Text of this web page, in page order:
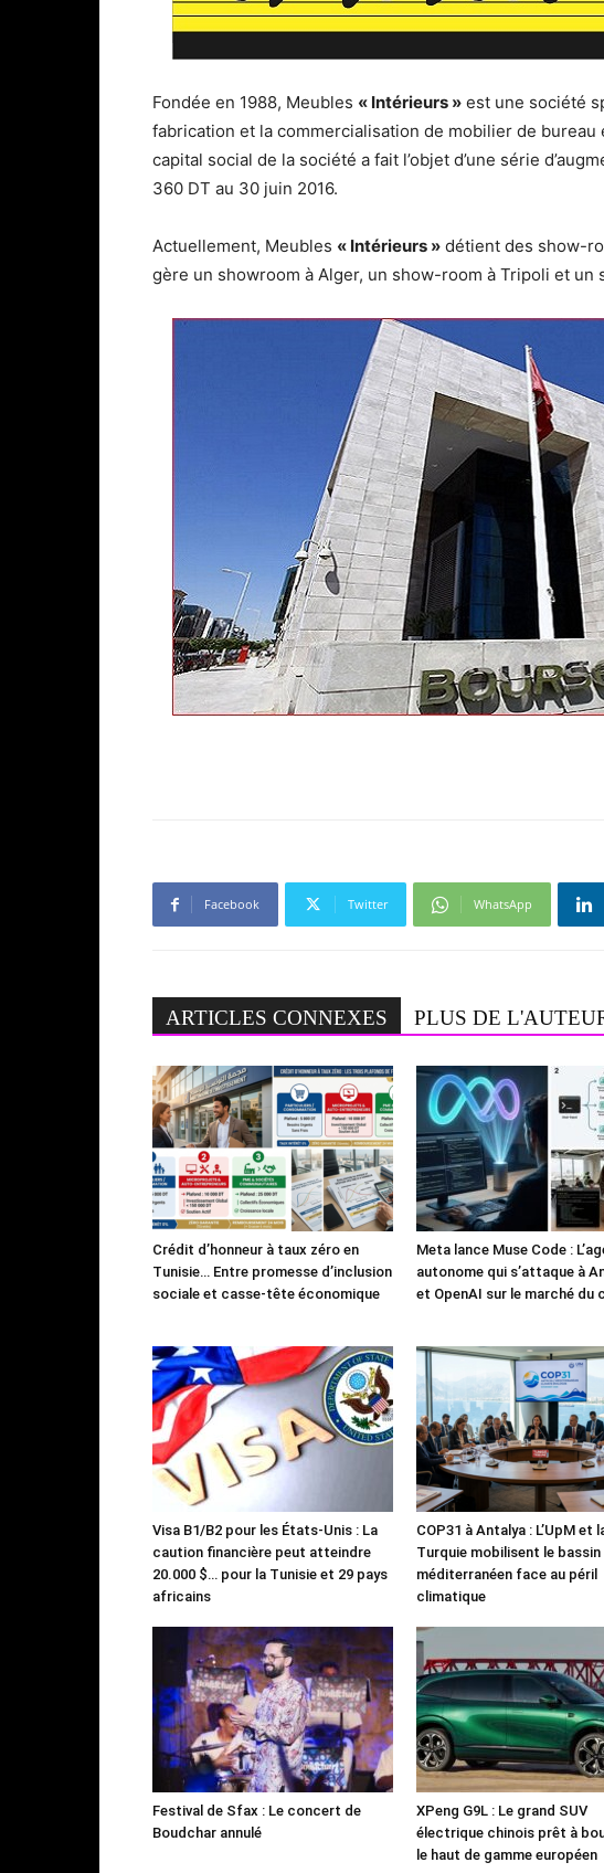
Fondée en 1988, Meubles « Intérieurs » est une société
fabrication et la commercialisation de mobilier de bureau
capital social de la société a fait l’objet d’une série
360 DT au 30 juin 2016.
Actuellement, Meubles « Intérieurs » détient des show-
gère un showroom à Alger, un show-room à Tripoli et un
Facebook Twitter WhatsApp
ARTICLES CONNEXES PLUS DE
Crédit d’honneur à taux zéro en
Tunisie… Entre promesse d’inclusion
sociale et casse-tête économique
Meta lance Muse Code :
autonome qui s’attaque à
et OpenAI sur le marché du
Visa B1/B2 pour les États-Unis : La
caution financière peut atteindre
20.000 $… pour la Tunisie et 29 pays
africains
COP31 à Antalya : L’UpM et
Turquie mobilisent le bassin
méditerranéen face au péril
climatique
Festival de Sfax : Le concert de
Boudchar annulé
XPeng G9L : Le grand SUV
électrique chinois prêt à
le haut de gamme européen